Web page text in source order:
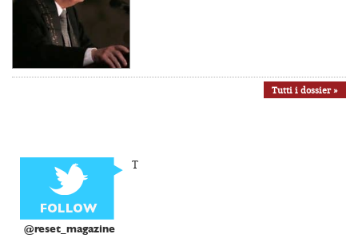
Tutti i dossier »
@reset_magazine
T